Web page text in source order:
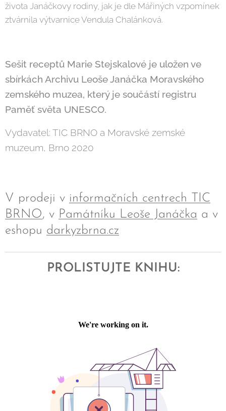
života Janáčkovy rodiny, jak je dle Mářiných vzpomínek
ztvárnila výtvarnice Vendula Chalánková.
Sešit receptů Marie Stejskalové je uložen ve
sbírkách Archivu Leoše Janáčka Moravského
zemského muzea, který je součástí registru
Paměť světa UNESCO.
Vydavatel: TIC BRNO a Moravské zemské
muzeum, Brno 2020
V prodeji v informačních centrech TIC
BRNO, v Památníku Leoše Janáčka a v
eshopu darkyzbrna.cz
PROLISTUJTE KNIHU: